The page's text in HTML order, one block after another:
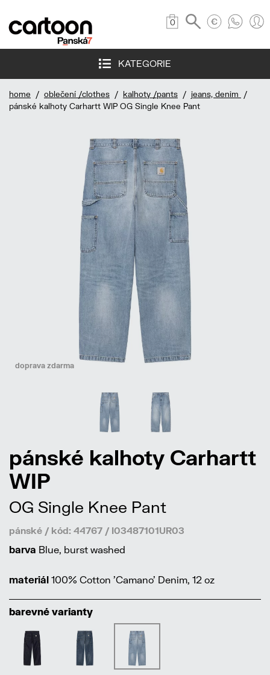
0
KATEGORIE
home / oblečení /clothes / kalhoty /pants / jeans, denim
/
pánské kalhoty Carhartt WIP OG Single Knee Pant
doprava zdarma
pánské kalhoty Carhartt
WIP
OG Single Knee Pant
pánské / kód: 44767 / I03487101UR03
barva Blue, burst washed
materiál 100% Cotton 'Camano' Denim, 12 oz
barevné varianty